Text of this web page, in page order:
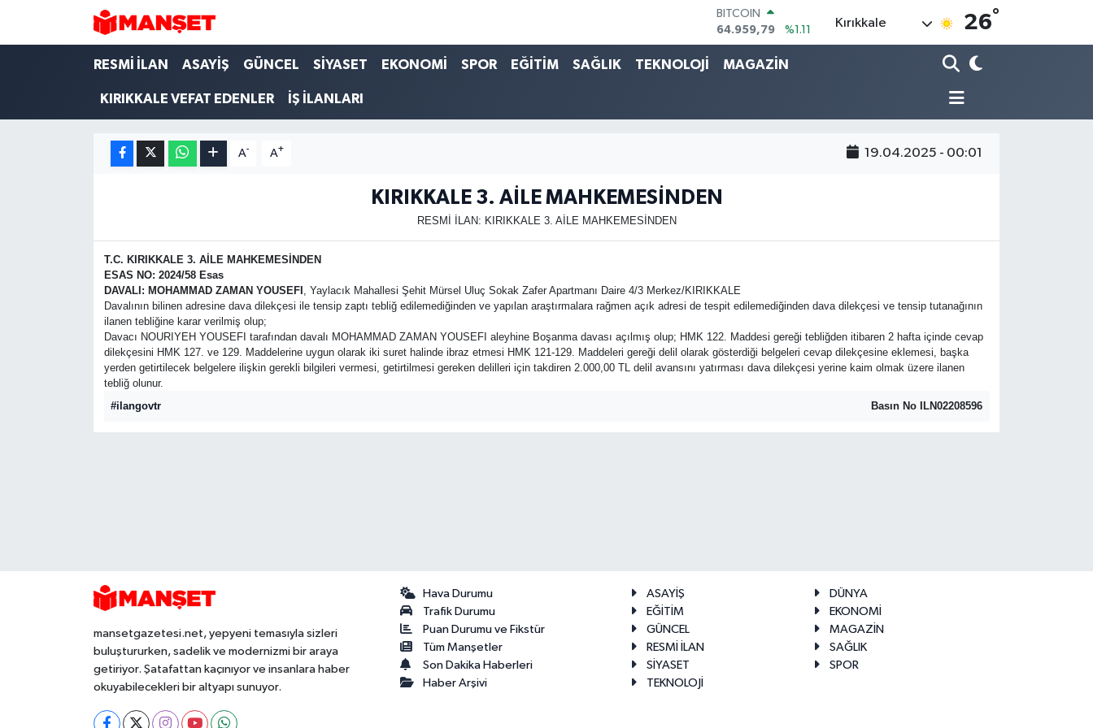
BITCOIN
64.959,79
%1.11
DOLAR
47,7436
%0.18
13.779
Kırıkkale 26°
RESMİ İLAN ASAYİŞ GÜNCEL SİYASET EKONOMİ SPOR EĞİTİM SAĞLIK TEKNOLOJİ MAGAZİN
KIRIKKALE VEFAT EDENLER İŞ İLANLARI
A- A+ 19.04.2025 - 00:01
KIRIKKALE 3. AİLE MAHKEMESİNDEN
RESMİ İLAN: KIRIKKALE 3. AİLE MAHKEMESİNDEN
T.C. KIRIKKALE 3. AİLE MAHKEMESİNDEN
ESAS NO: 2024/58 Esas
DAVALI: MOHAMMAD ZAMAN YOUSEFI
, Yaylacık Mahallesi Şehit Mürsel Uluç Sokak Zafer Apartmanı Daire 4/3 Merkez/KIRIKKALE
Davalının bilinen adresine dava dilekçesi ile tensip zaptı tebliğ edilemediğinden ve yapılan araştırmalara rağmen açık adresi de tespit edilemediğinden dava dilekçesi ve tensip tutanağının
ilanen tebliğine karar verilmiş olup;
Davacı NOURIYEH YOUSEFI tarafından davalı MOHAMMAD ZAMAN YOUSEFI aleyhine Boşanma davası açılmış olup; HMK 122. Maddesi gereği tebliğden itibaren 2 hafta içinde cevap
dilekçesini HMK 127. ve 129. Maddelerine uygun olarak iki suret halinde ibraz etmesi HMK 121-129. Maddeleri gereği delil olarak gösterdiği belgeleri cevap dilekçesine eklemesi, başka
yerden getirtilecek belgelere ilişkin gerekli bilgileri vermesi, getirtilmesi gereken delilleri için takdiren 2.000,00 TL delil avansını yatırması dava dilekçesi yerine kaim olmak üzere ilanen
tebliğ olunur.
#ilangovtr
Basın No ILN02208596
mansetgazetesi.net, yepyeni temasıyla sizleri
buluştururken, sadelik ve modernizmi bir araya
getiriyor. Şatafattan kaçınıyor ve insanlara haber
okuyabilecekleri bir altyapı sunuyor.
Hava Durumu
Trafik Durumu
Puan Durumu ve Fikstür
Tüm Manşetler
Son Dakika Haberleri
Haber Arşivi
ASAYİŞ
DÜNYA
EĞİTİM
EKONOMİ
GÜNCEL
MAGAZİN
RESMİ İLAN
SAĞLIK
SİYASET
SPOR
TEKNOLOJİ
Hava Durumu
Trafik Durumu
Süper Lig Puan Durumu ve Fikstür
Haber Arşivi